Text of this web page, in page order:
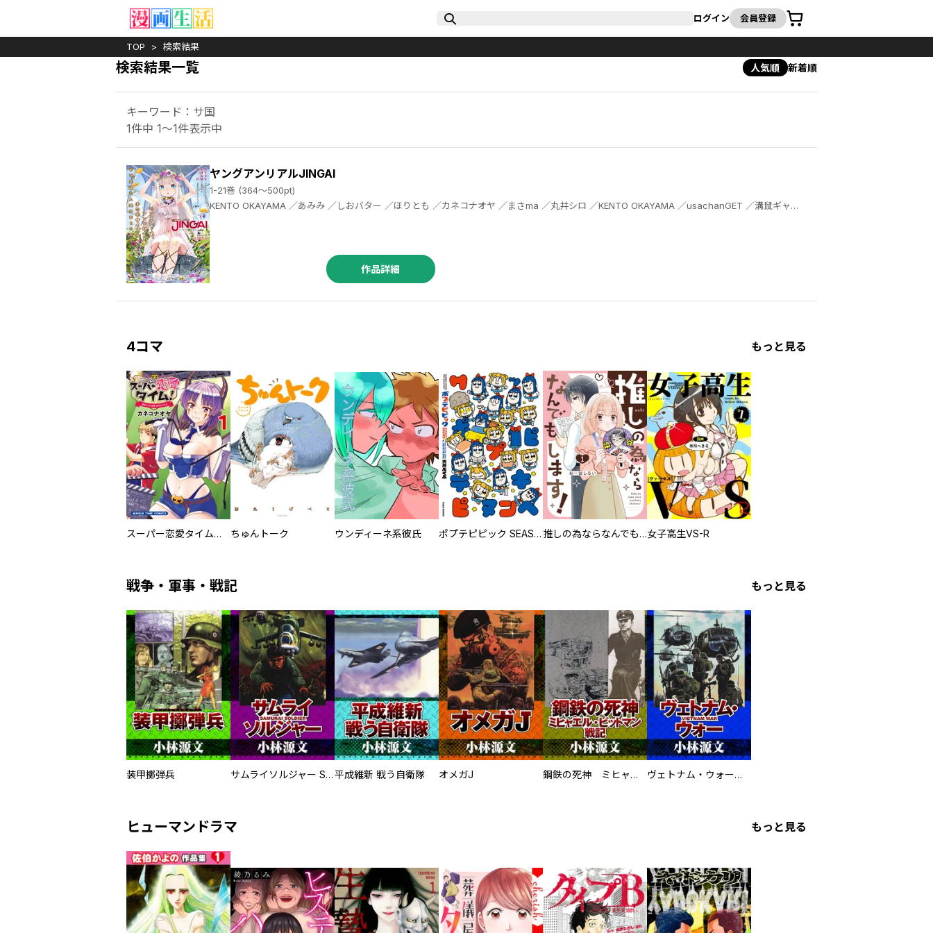
ログイン 会員登録
カート
TOP 検索結果
検索結果一覧 人気順 新着順
キーワード：サ国
1件中 1～1件表示中
ヤングアンリアルJINGAI
1-21巻 (364～500pt)
KENTO OKAYAMA ／あみみ ／しおバター ／ほりとも ／カネコナオヤ ／まさma ／丸井シロ ／KENTO OKAYAMA ／usachanGET ／溝鼠ギャン ／てるを ／あまがえる ／あみみ ／木材石材 ／おきつぐ ／あんのあーの ／うまくち醤油 ／羅ぶい ／溝鼠ギャ ／まさma ／くりから ／白金宵 ／こぐまのジョーイ ／KENTOOKAYAMA ／ゐおり ／こーやふ ／幸灯 ／ぜいよん ／ねこめたる ／れいなま ／らくじん ／KENTO OKAYAMA ／ディメトロ ／ヤマアラシ ／丸井シロ ／まさma ／溝鼠ギャン ／内藤キララ ／鱈 ／梅原うめ
作品詳細
4コマ もっと見る
スーパー恋愛タイム！～現場でドＳな彼女は自宅でデレる～ ちゅんトーク ウンディーネ系彼氏 ポプテピピック SEASON EIGHT 推しの為ならなんでもします！女子高生VS-R
戦争・軍事・戦記 もっと見る
装甲擲弾兵 サムライソルジャー SAMURAI SOLDIER平成維新 戦う自衛隊 オメガJ 鋼鉄の死神 ミヒャエル・ビットマン戦記 ヴェトナム・ウォー VIETNAM WAR
ヒューマンドラマ もっと見る